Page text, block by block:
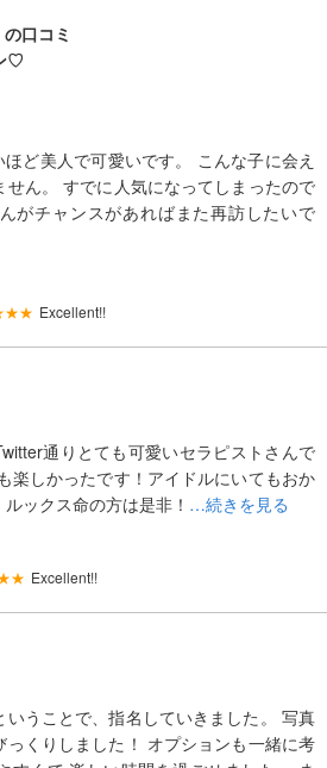
の口コミ
♡
ど美人で可愛いです。 こんな子に会え
せん。 すでに人気になってしまったので
がチャンスがあればまた再訪したいで
Excellent!!
通りとても可愛いセラピストさんで
楽しかったです！アイドルにいてもおか
ックス命の方は是非！ …続きを見る
Excellent!!
いうことで、指名していきました。 写真
っくりしました！ オプションも一緒に考